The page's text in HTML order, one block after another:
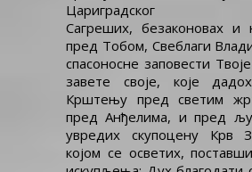
Цариградског
Сагреших, безаконовах и
пред Тобом, Свеблаги
спасоносне заповести
завете своје, које
Крштењу пред светим
пред Анђелима, и пред
увредих скупоцену Крв
којом се осветих,